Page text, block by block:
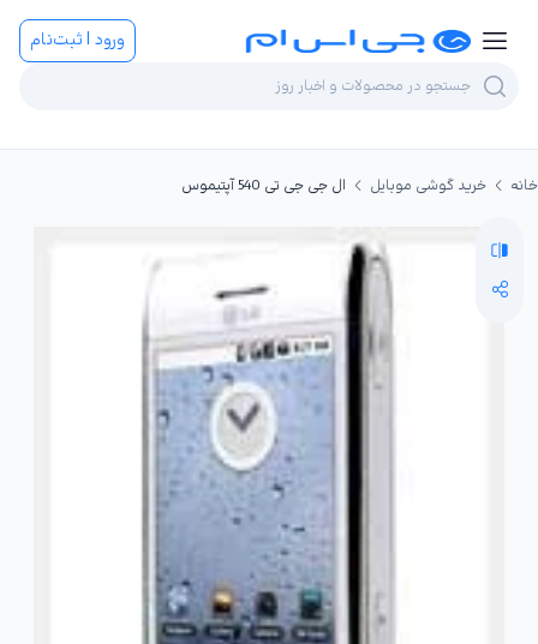
ورود | ثبت‌نام
خانه خرید گوشی موبایل ال جی جی تی 540 آپتیموس